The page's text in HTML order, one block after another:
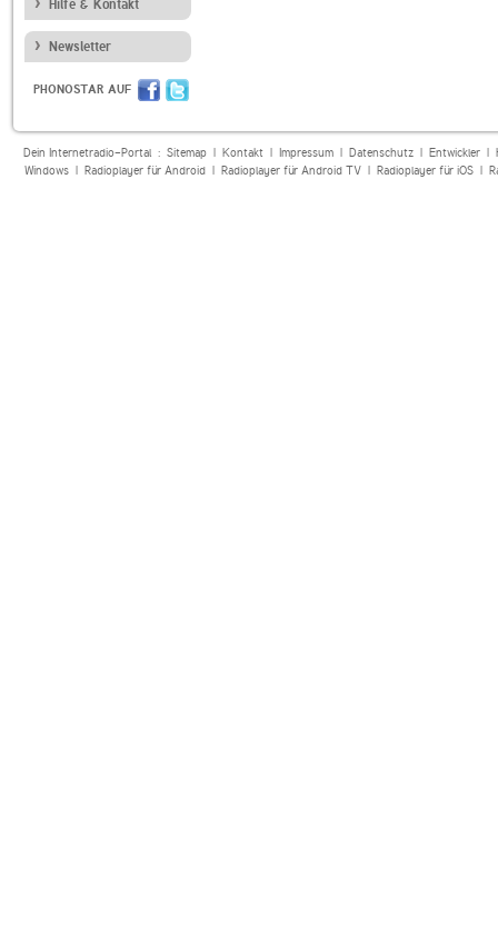
Hilfe & Kontakt
Newsletter
PHONOSTAR AUF
Dein Internetradio-Portal : Sitemap| Kontakt| Impressum| Datenschutz| Entwickler|
Windows| Radioplayer für Android| Radioplayer für Android TV| Radioplayer für iOS|